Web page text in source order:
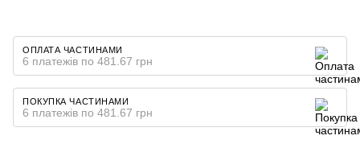
ОПЛАТА ЧАСТИНАМИ
6 платежів по 481.67 грн
ПОКУПКА ЧАСТИНАМИ
6 платежів по 481.67 грн